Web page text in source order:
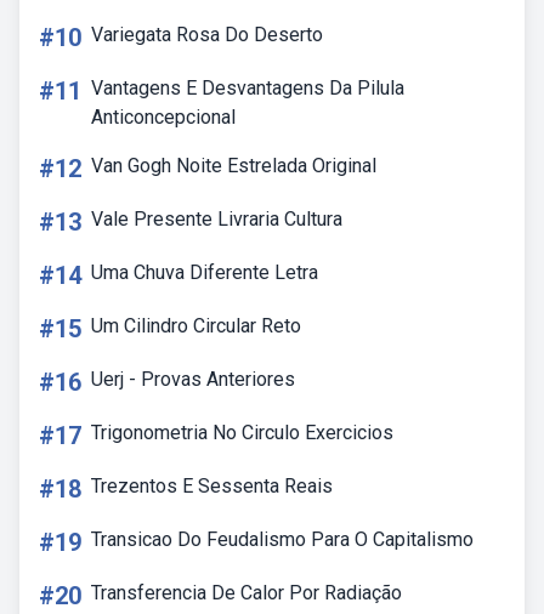
#10 Variegata Rosa Do Deserto
#11 Vantagens E Desvantagens Da Pilula
Anticoncepcional
#12 Van Gogh Noite Estrelada Original
#13 Vale Presente Livraria Cultura
#14 Uma Chuva Diferente Letra
#15 Um Cilindro Circular Reto
#16 Uerj - Provas Anteriores
#17 Trigonometria No Circulo Exercicios
#18 Trezentos E Sessenta Reais
#19 Transicao Do Feudalismo Para O Capitalismo
#20 Transferencia De Calor Por Radiação